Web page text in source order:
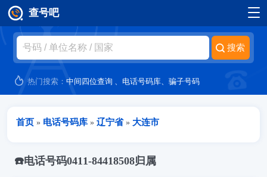
跳转到主要内容
查号吧
热门搜索：中间四位查询 、 电话号码库、骗子号码
当前位置
首页 » 电话号码库 » 辽宁省 » 大连市
☎️电话号码0411-84418508归属